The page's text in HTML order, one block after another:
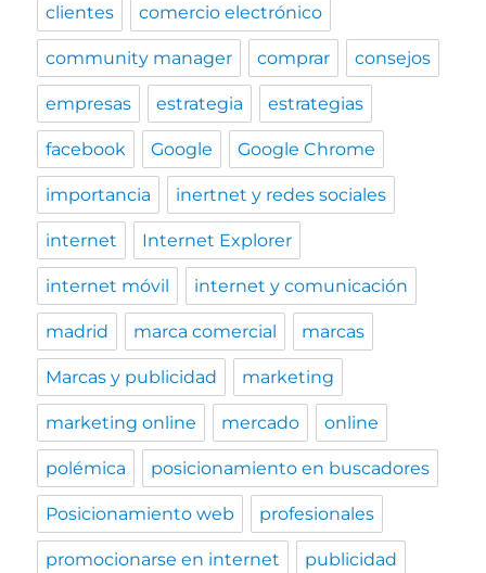
clientes comercio electrónico
community manager comprar consejos
empresas estrategia estrategias
facebook Google Google Chrome
importancia inertnet y redes sociales
internet Internet Explorer
internet móvil internet y comunicación
madrid marca comercial marcas
Marcas y publicidad marketing
marketing online mercado online
polémica posicionamiento en buscadores
Posicionamiento web profesionales
promocionarse en internet publicidad